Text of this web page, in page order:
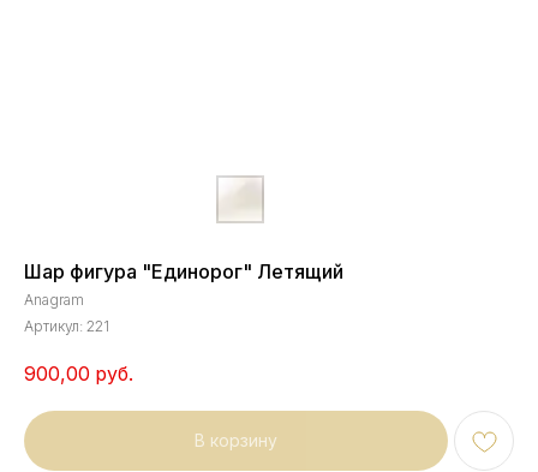
Шар фигура "Единорог" Летящий
Anagram
Артикул: 221
900,00 руб.
В корзину